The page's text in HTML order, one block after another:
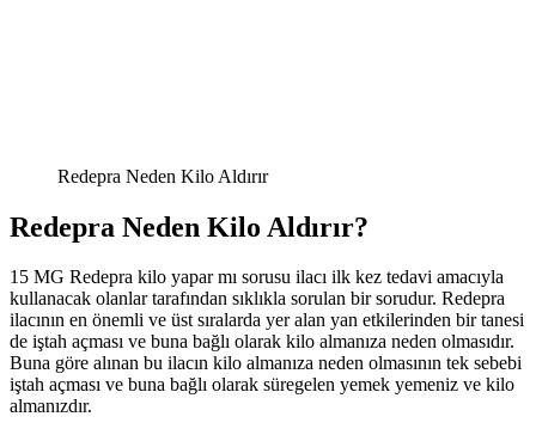
Redepra Neden Kilo Aldırır
Redepra Neden Kilo Aldırır?
15 MG Redepra kilo yapar mı sorusu ilacı ilk kez tedavi amacıyla
kullanacak olanlar tarafından sıklıkla sorulan bir sorudur. Redepra
ilacının en önemli ve üst sıralarda yer alan yan etkilerinden bir tanesi
de iştah açması ve buna bağlı olarak kilo almanıza neden olmasıdır.
Buna göre alınan bu ilacın kilo almanıza neden olmasının tek sebebi
iştah açması ve buna bağlı olarak süregelen yemek yemeniz ve kilo
almanızdır.